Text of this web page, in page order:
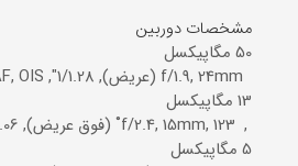
مشخصات دوربین